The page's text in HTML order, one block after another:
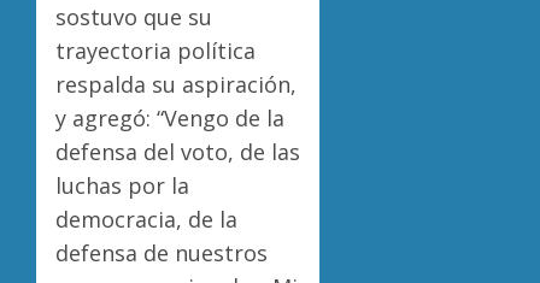
sostuvo que su
trayectoria política
respalda su aspiración,
y agregó: “Vengo de la
defensa del voto, de las
luchas por la
democracia, de la
defensa de nuestros